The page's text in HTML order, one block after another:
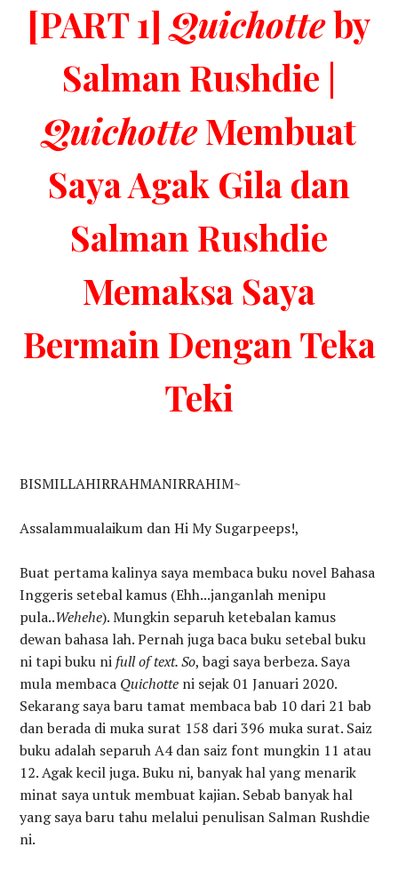
[PART 1]Quichotteby
Salman Rushdie |
QuichotteMembuat
Saya Agak Gila dan
Salman Rushdie
Memaksa Saya
Bermain Dengan Teka
Teki
BISMILLAHIRRAHMANIRRAHIM~
Assalammualaikum dan Hi My Sugarpeeps!,
Buat pertama kalinya saya membaca buku novel Bahasa
Inggeris setebal kamus (Ehh...janganlah menipu
pula..Wehehe). Mungkin separuh ketebalan kamus
dewan bahasa lah. Pernah juga baca buku setebal buku
ni tapi buku ni full of text. So, bagi saya berbeza. Saya
mula membaca Quichotte ni sejak 01 Januari 2020.
Sekarang saya baru tamat membaca bab 10 dari 21 bab
dan berada di muka surat 158 dari 396 muka surat. Saiz
buku adalah separuh A4 dan saiz font mungkin 11 atau
12. Agak kecil juga. Buku ni, banyak hal yang menarik
minat saya untuk membuat kajian. Sebab banyak hal
yang saya baru tahu melalui penulisan Salman Rushdie
ni.